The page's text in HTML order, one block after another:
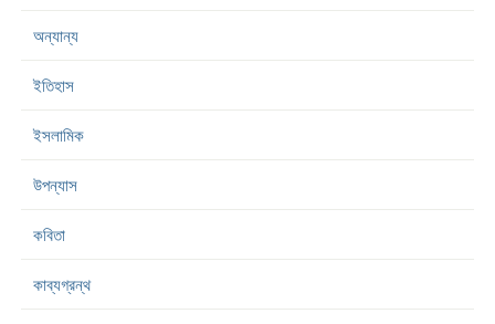
অন্যান্য
ইতিহাস
ইসলামিক
উপন্যাস
কবিতা
কাব্যগ্রন্থ